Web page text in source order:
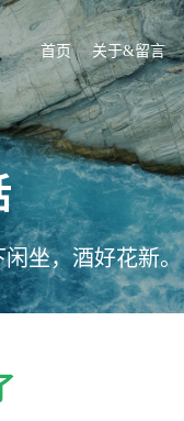
首页 关于&留言
坐，酒好花新。